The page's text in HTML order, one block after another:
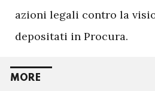
azioni legali contro la
depositati in Procura.
MORE